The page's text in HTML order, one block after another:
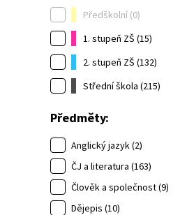
Předškolní (0)
1. stupeň ZŠ (15)
2. stupeň ZŠ (132)
Střední škola (215)
Předměty:
Anglický jazyk (2)
ČJ a literatura (163)
Člověk a společnost (9)
Dějepis (10)